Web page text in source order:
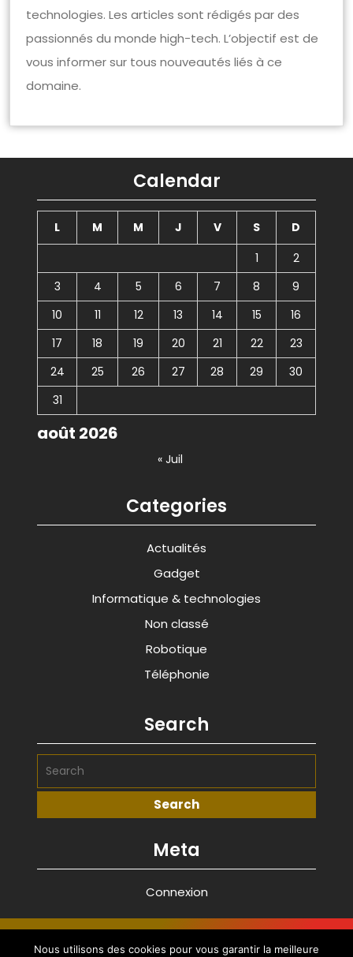
technologies. Les articles sont rédigés par des
passionnés du monde high-tech. L’objectif est de
vous informer sur tous nouveautés liés à ce
domaine.
Calendar
août 2026
L M M J V S
D
1
2
3
4 5 6 7 8
9
10
11 12 13 14 15
16
17
18 19 20 21 22
23
24
25 26 27 28 29
30
31
« Juil
Categories
Actualités
Gadget
Informatique & technologies
Non classé
Robotique
Téléphonie
Search
Meta
Connexion
Advance Startup WordPress Theme By
Nous utilisons des cookies pour vous garantir la meilleure